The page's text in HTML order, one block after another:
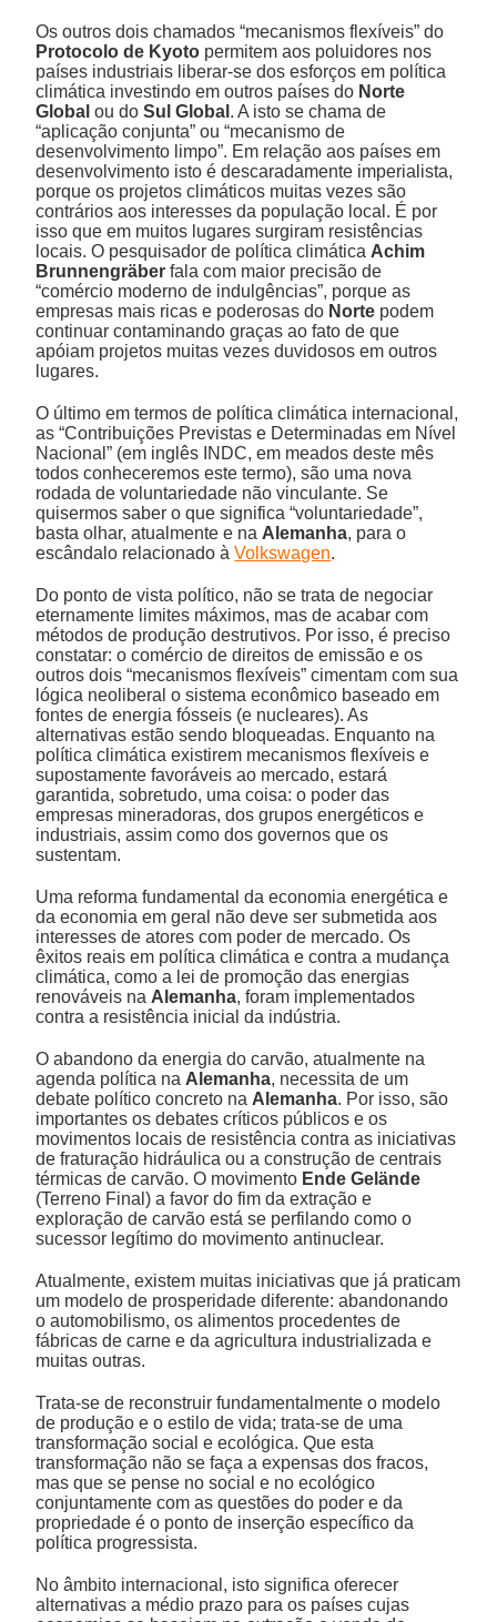
Os outros dois chamados “mecanismos flexíveis” do
Protocolo de Kyoto permitem aos poluidores nos
países industriais liberar-se dos esforços em política
climática investindo em outros países do Norte
Global ou doSul Global . A isto se chama de
“aplicação conjunta” ou “mecanismo de
desenvolvimento limpo”. Em relação aos países em
desenvolvimento isto é descaradamente imperialista,
porque os projetos climáticos muitas vezes são
contrários aos interesses da população local. É por
isso que em muitos lugares surgiram resistências
locais. O pesquisador de política climática Achim
Brunnengräber fala com maior precisão de
“comércio moderno de indulgências”, porque as
empresas mais ricas e poderosas do Norte podem
continuar contaminando graças ao fato de que
apóiam projetos muitas vezes duvidosos em outros
lugares.
O último em termos de política climática internacional,
as “Contribuições Previstas e Determinadas em Nível
Nacional” (em inglês INDC, em meados deste mês
todos conheceremos este termo), são uma nova
rodada de voluntariedade não vinculante. Se
quisermos saber o que significa “voluntariedade”,
basta olhar, atualmente e na Alemanha, para o
escândalo relacionado àVolkswagen.
Do ponto de vista político, não se trata de negociar
eternamente limites máximos, mas de acabar com
métodos de produção destrutivos. Por isso, é preciso
constatar: o comércio de direitos de emissão e os
outros dois “mecanismos flexíveis” cimentam com sua
lógica neoliberal o sistema econômico baseado em
fontes de energia fósseis (e nucleares). As
alternativas estão sendo bloqueadas. Enquanto na
política climática existirem mecanismos flexíveis e
supostamente favoráveis ao mercado, estará
garantida, sobretudo, uma coisa: o poder das
empresas mineradoras, dos grupos energéticos e
industriais, assim como dos governos que os
sustentam.
Uma reforma fundamental da economia energética e
da economia em geral não deve ser submetida aos
interesses de atores com poder de mercado. Os
êxitos reais em política climática e contra a mudança
climática, como a lei de promoção das energias
renováveis na Alemanha, foram implementados
contra a resistência inicial da indústria.
O abandono da energia do carvão, atualmente na
agenda política na Alemanha, necessita de um
debate político concreto na Alemanha. Por isso, são
importantes os debates críticos públicos e os
movimentos locais de resistência contra as iniciativas
de fraturação hidráulica ou a construção de centrais
térmicas de carvão. O movimento Ende Gelände
(Terreno Final) a favor do fim da extração e
exploração de carvão está se perfilando como o
sucessor legítimo do movimento antinuclear.
Atualmente, existem muitas iniciativas que já praticam
um modelo de prosperidade diferente: abandonando
o automobilismo, os alimentos procedentes de
fábricas de carne e da agricultura industrializada e
muitas outras.
Trata-se de reconstruir fundamentalmente o modelo
de produção e o estilo de vida; trata-se de uma
transformação social e ecológica. Que esta
transformação não se faça a expensas dos fracos,
mas que se pense no social e no ecológico
conjuntamente com as questões do poder e da
propriedade é o ponto de inserção específico da
política progressista.
No âmbito internacional, isto significa oferecer
alternativas a médio prazo para os países cujas